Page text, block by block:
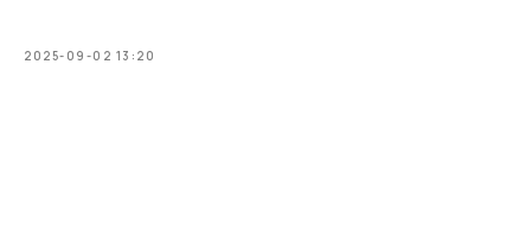
2025-09-02 13:20